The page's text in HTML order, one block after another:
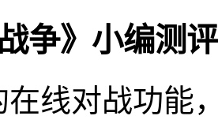
争》小编测
线对战功能